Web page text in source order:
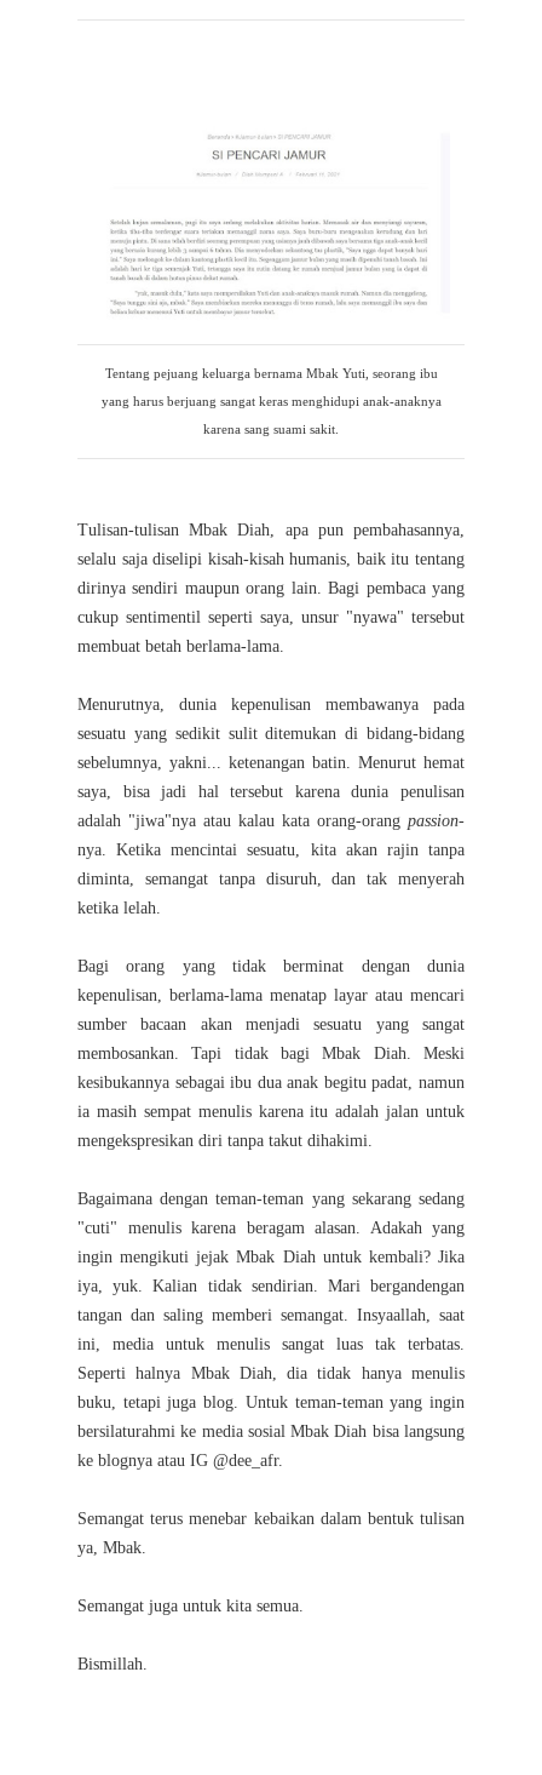
Tentang pejuang keluarga bernama Mbak Yuti, seorang ibu
yang harus berjuang sangat keras menghidupi anak-anaknya
karena sang suami sakit.
Tulisan-tulisan Mbak Diah, apa pun pembahasannya,
selalu saja diselipi kisah-kisah humanis, baik itu tentang
dirinya sendiri maupun orang lain. Bagi pembaca yang
cukup sentimentil seperti saya, unsur "nyawa" tersebut
membuat betah berlama-lama.
Menurutnya, dunia kepenulisan membawanya pada
sesuatu yang sedikit sulit ditemukan di bidang-bidang
sebelumnya, yakni... ketenangan batin. Menurut hemat
saya, bisa jadi hal tersebut karena dunia penulisan
adalah "jiwa"nya atau kalau kata orang-orang passion-
nya. Ketika mencintai sesuatu, kita akan rajin tanpa
diminta, semangat tanpa disuruh, dan tak menyerah
ketika lelah.
Bagi orang yang tidak berminat dengan dunia
kepenulisan, berlama-lama menatap layar atau mencari
sumber bacaan akan menjadi sesuatu yang sangat
membosankan. Tapi tidak bagi Mbak Diah. Meski
kesibukannya sebagai ibu dua anak begitu padat, namun
ia masih sempat menulis karena itu adalah jalan untuk
mengekspresikan diri tanpa takut dihakimi.
Bagaimana dengan teman-teman yang sekarang sedang
"cuti" menulis karena beragam alasan. Adakah yang
ingin mengikuti jejak Mbak Diah untuk kembali? Jika
iya, yuk. Kalian tidak sendirian. Mari bergandengan
tangan dan saling memberi semangat. Insyaallah, saat
ini, media untuk menulis sangat luas tak terbatas.
Seperti halnya Mbak Diah, dia tidak hanya menulis
buku, tetapi juga blog. Untuk teman-teman yang ingin
bersilaturahmi ke media sosial Mbak Diah bisa langsung
ke blognya atau IG @dee_afr.
Semangat terus menebar kebaikan dalam bentuk tulisan
ya, Mbak.
Semangat juga untuk kita semua.
Bismillah.